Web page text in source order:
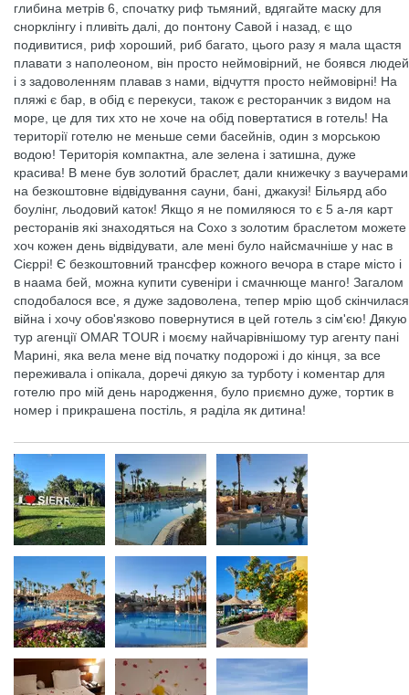
глибина метрів 6, спочатку риф тьмяний, вдягайте маску для
снорклінгу і пливіть далі, до понтону Савой і назад, є що
подивитися, риф хороший, риб багато, цього разу я мала щастя
плавати з наполеоном, він просто неймовірний, не боявся людей
і з задоволенням плавав з нами, відчуття просто неймовірні! На
пляжі є бар, в обід є перекуси, також є ресторанчик з видом на
море, це для тих хто не хоче на обід повертатися в готель! На
території готелю не меньше семи басейнів, один з морською
водою! Територія компактна, але зелена і затишна, дуже
красива! В мене був золотий браслет, дали книжечку з ваучерами
на безкоштовне відвідування сауни, бані, джакузі! Більярд або
боулінг, льодовий каток! Якщо я не помиляюся то є 5 а-ля карт
ресторанів які знаходяться на Сохо з золотим браслетом можете
хоч кожен день відвідувати, але мені було найсмачніше у нас в
Сієррі! Є безкоштовний трансфер кожного вечора в старе місто і
в наама бей, можна купити сувеніри і смачнюще манго! Загалом
сподобалося все, я дуже задоволена, тепер мрію щоб скінчилася
війна і хочу обов'язково повернутися в цей готель з сім'єю! Дякую
тур агенції OMAR TOUR і моєму найчарівнішому тур агенту пані
Марині, яка вела мене від початку подорожі і до кінця, за все
переживала і опікала, доречі дякую за турботу і коментар для
готелю про мій день народження, було приємно дуже, тортик в
номер і прикрашена постіль, я раділа як дитина!